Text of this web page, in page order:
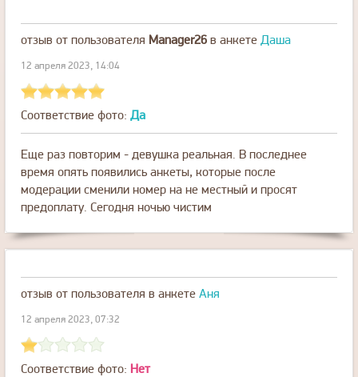
отзыв от пользователя Manager26 в анкете Даша
12 апреля 2023, 14:04
Соответствие фото: Да
Еще раз повторим - девушка реальная. В последнее
время опять появились анкеты, которые после
модерации сменили номер на не местный и просят
предоплату. Сегодня ночью чистим
отзыв от пользователя в анкете Аня
12 апреля 2023, 07:32
Соответствие фото: Нет